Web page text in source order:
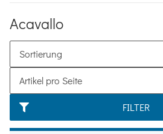
Acavallo
FILTER
Sortierung
Artikel pro Seite